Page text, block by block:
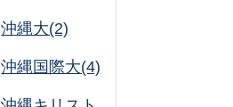
沖縄大(2)
沖縄国際大(4)